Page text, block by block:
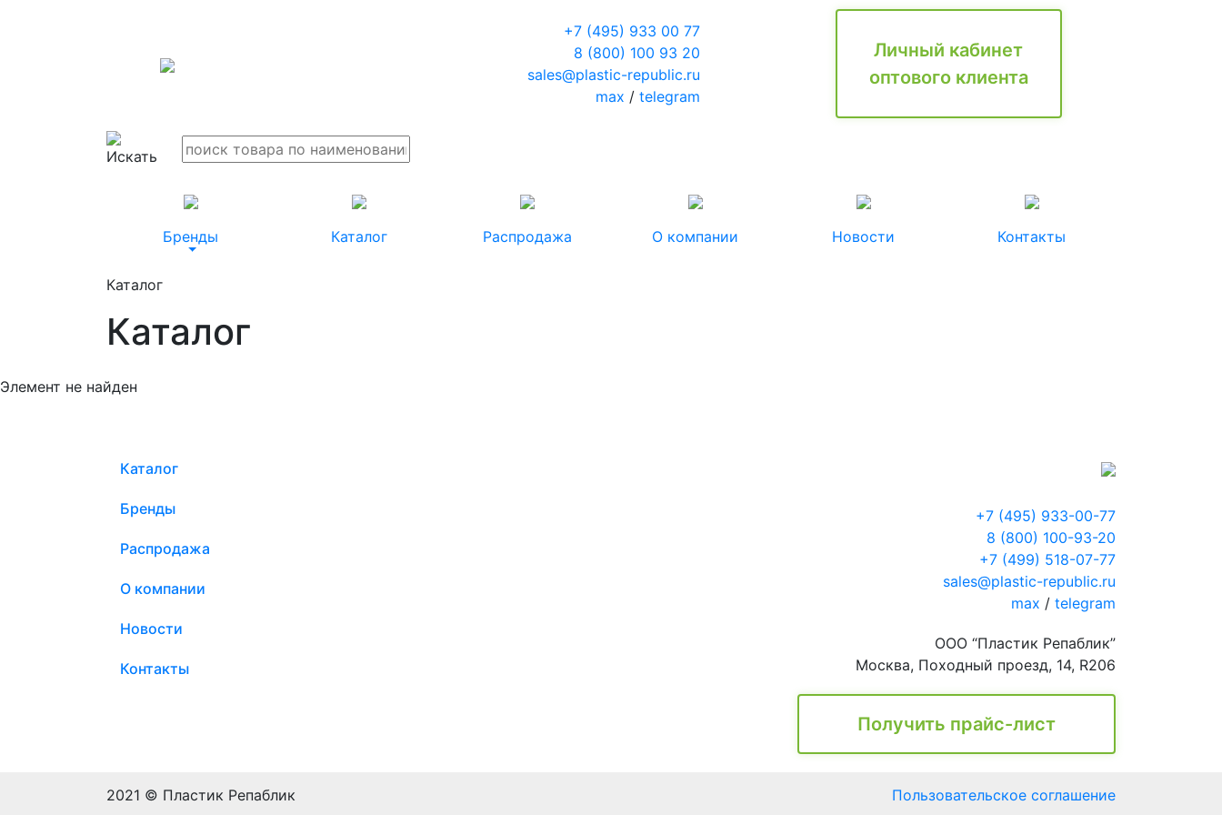
+7 (495) 933 00 77
8 (800) 100 93 20
sales@plastic-republic.ru
max / telegram
Личный кабинет
оптового клиента
Бренды Каталог Распродажа О компании Новости Контакты
Каталог
Каталог
Элемент не найден
Каталог
Бренды
Распродажа
О компании
Новости
Контакты
+7 (495) 933-00-77
8 (800) 100-93-20
+7 (499) 518-07-77
sales@plastic-republic.ru
max / telegram
ООО “Пластик Репаблик”
Москва, Походный проезд, 14, R206
Получить прайс-лист
2021 © Пластик Репаблик Пользовательское соглашение